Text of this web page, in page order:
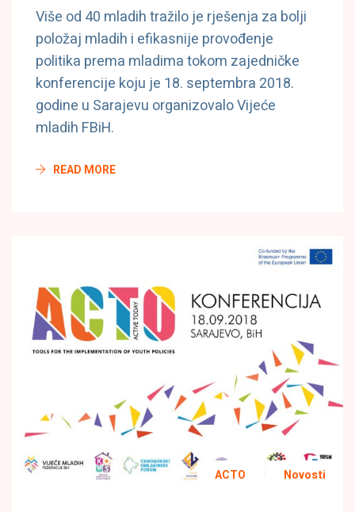
Više od 40 mladih tražilo je rješenja za bolji
položaj mladih i efikasnije provođenje
politika prema mladima tokom zajedničke
konferencije koju je 18. septembra 2018.
godine u Sarajevu organizovalo Vijeće
mladih FBiH.
READ MORE
ACTO Novosti